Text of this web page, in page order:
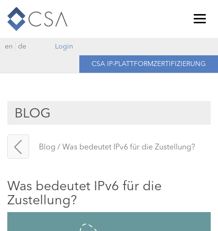
en de
Login
CSA IP-PLATTFORMZERTIFIZIERUNG
BLOG
Blog / Was bedeutet IPv6 für die Zustellung?
Was bedeutet IPv6 für die
Zustellung?